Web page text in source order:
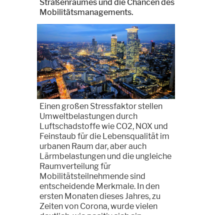
Straßenraumes und die Chancen des
Mobilitätsmanagements.
Einen großen Stressfaktor stellen
Umweltbelastungen durch
Luftschadstoffe wie CO2, NOX und
Feinstaub für die Lebensqualität im
urbanen Raum dar, aber auch
Lärmbelastungen und die ungleiche
Raumverteilung für
Mobilitätsteilnehmende sind
entscheidende Merkmale. In den
ersten Monaten dieses Jahres, zu
Zeiten von Corona, wurde vielen